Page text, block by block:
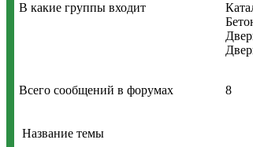
В какие группы входит
Всего сообщений в форумах
8
Название темы